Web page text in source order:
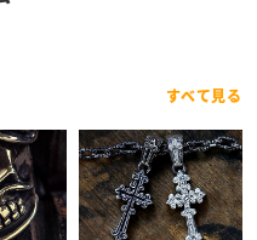
すべて見る